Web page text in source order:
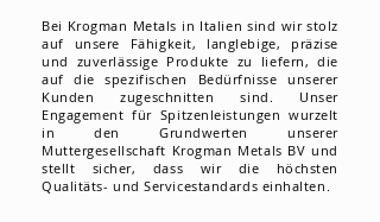
Bei Krogman Metals in Italien sind wir stolz
auf unsere Fähigkeit, langlebige, präzise
und zuverlässige Produkte zu liefern, die
auf die spezifischen Bedürfnisse unserer
Kunden zugeschnitten sind. Unser
Engagement für Spitzenleistungen wurzelt
in den Grundwerten unserer
Muttergesellschaft Krogman Metals BV und
stellt sicher, dass wir die höchsten
Qualitäts- und Servicestandards einhalten.